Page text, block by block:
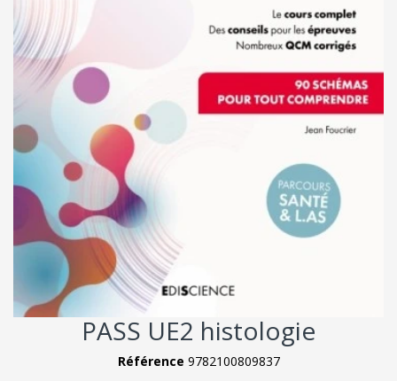
PASS UE2 histologie
Référence 9782100809837